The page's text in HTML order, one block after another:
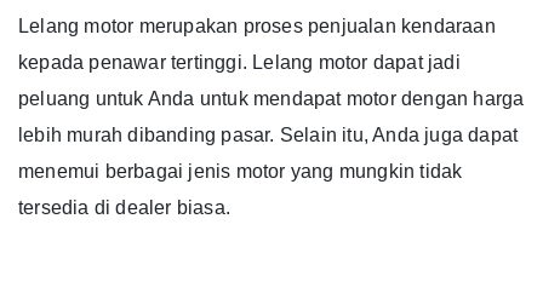
Lelang motor merupakan proses penjualan kendaraan
kepada penawar tertinggi. Lelang motor dapat jadi
peluang untuk Anda untuk mendapat motor dengan harga
lebih murah dibanding pasar. Selain itu, Anda juga dapat
menemui berbagai jenis motor yang mungkin tidak
tersedia di dealer biasa.